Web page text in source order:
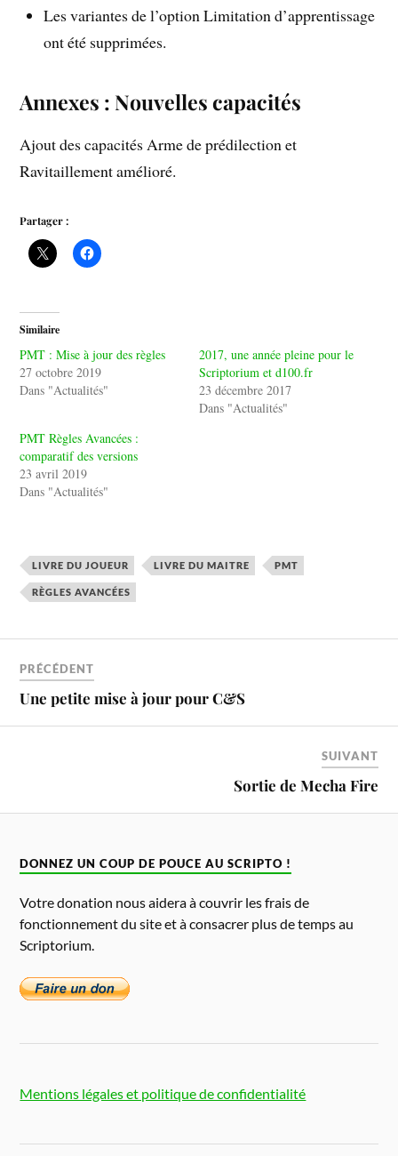
Les variantes de l’option Limitation d’apprentissage
ont été supprimées.
Annexes : Nouvelles capacités
Ajout des capacités Arme de prédilection et
Ravitaillement amélioré.
Partager :
Similaire
PMT : Mise à jour des règles
27 octobre 2019
Dans "Actualités"
2017, une année pleine pour le
Scriptorium et d100.fr
23 décembre 2017
Dans "Actualités"
PMT Règles Avancées :
comparatif des versions
23 avril 2019
Dans "Actualités"
LIVRE DU JOUEUR LIVRE DU MAITRE PMT
RÈGLES AVANCÉES
PRÉCÉDENT
Une petite mise à jour pour C&S
SUIVANT
Sortie de Mecha Fire
DONNEZ UN COUP DE POUCE AU SCRIPTO !
Votre donation nous aidera à couvrir les frais de
fonctionnement du site et à consacrer plus de temps au
Scriptorium.
Mentions légales et politique de confidentialité